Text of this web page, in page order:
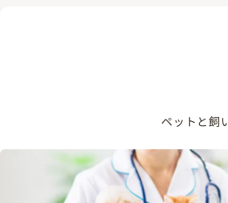
ペットと飼